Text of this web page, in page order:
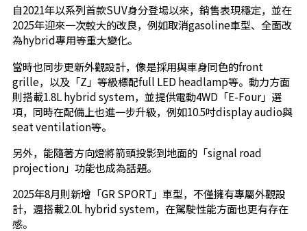
自2021年以系列首款SUV身分登場以來，銷售表現穩定，並在
2025年迎來一次較大的改良，例如取消gasoline車型、全面改
為hybrid專用等重大變化。
當時也同步更新外觀設計，像是採用與車身同色的front
grille，以及「Z」等級標配full LED headlamp等。動力方面
則搭載1.8L hybrid system，並提供電動4WD「E-Four」選
項，同時在配備上也進一步升級，例如10.5吋display audio與
seat ventilation等。
另外，能隨著方向燈將箭頭投影到地面的「signal road
projection」功能也成為話題。
2025年8月則新增「GR SPORT」車型，不僅擁有專屬外觀設
計，還搭載2.0L hybrid system，在駕駛性能方面也更有存在
感。